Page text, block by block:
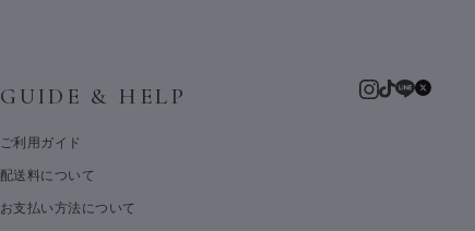
GUIDE & HELP
ご利用ガイド
配送料について
お支払い方法について